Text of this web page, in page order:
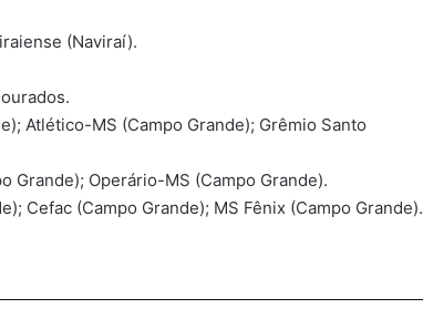
(Naviraí).
Atlético-MS (Campo Grande); Grêmio Santo
Grande); Operário-MS (Campo Grande).
Cefac (Campo Grande); MS Fênix (Campo Grande).